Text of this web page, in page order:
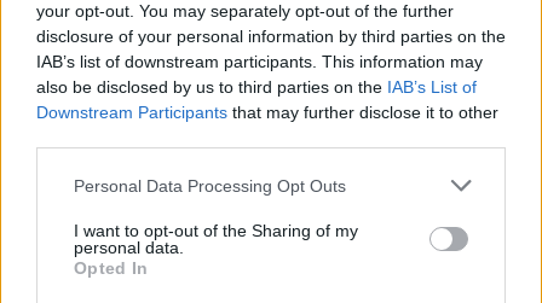
your opt-out. You may separately opt-out of the further
disclosure of your personal information by third parties on the
IAB’s list of downstream participants. This information may
also be disclosed by us to third parties on the IAB’s List of
Downstream Participants that may further disclose it to other
Personal Data Processing Opt Outs
I want to opt-out of the Sharing of my
personal data.
Opted In
utan signering då jag beställde från ett annat bokförlag
som var billigare än det du signerar hos.
Visste inte att du hade signerat fler böcker såg det först
efter att jag hade gjort min beställning och det stod
Svara
Lotta